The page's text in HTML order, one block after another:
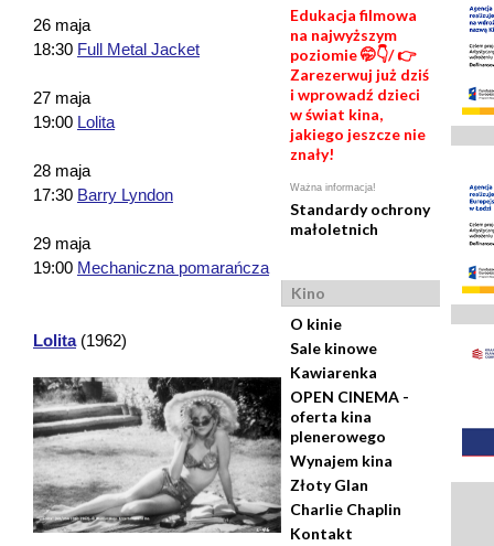
26 maja
18:30 Full Metal Jacket
27 maja
19:00 Lolita
28 maja
17:30 Barry Lyndon
29 maja
19:00 Mechaniczna pomarańcza
Lolita(1962)
Edukacja filmowa
na najwyższym
poziomie 🤭👇/ 👉
Zarezerwuj już dziś
i wprowadź dzieci
w świat kina,
jakiego jeszcze nie
znały!
Ważna informacja!
Standardy ochrony
małoletnich
Kino
O kinie
Sale kinowe
Kawiarenka
OPEN CINEMA -
oferta kina
plenerowego
Wynajem kina
Złoty Glan
Charlie Chaplin
Kontakt